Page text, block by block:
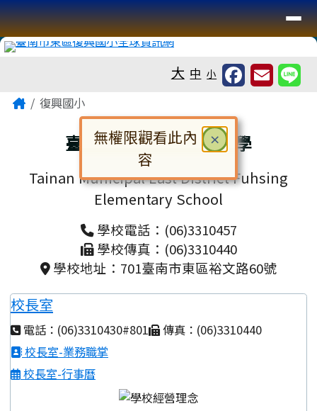
跳至主內容區
臺南市復興國小全球資訊網
導覽列
大 中 小
主內容區域
Home復興國小
臺南市東區復興國民小學
Tainan Municipal East District Fuhsing
Elementary School
學校電話：(06)3310457
學校傳真：(06)3310440
學校地址：701臺南市東區裕文路60號
校長室
電話：(06)3310430#801
傳真：(06)3310440
校長室-業務職掌
校長室-行事曆
頁尾區域
× 關閉
無權限觀看此內
容
對話框已開啟。請使用 Tab 鍵在